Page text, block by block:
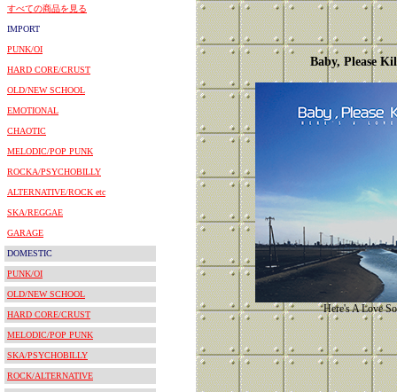
すべての商品を見る
IMPORT
PUNK/OI
HARD CORE/CRUST
OLD/NEW SCHOOL
EMOTIONAL
CHAOTIC
MELODIC/POP PUNK
ROCKA/PSYCHOBILLY
ALTERNATIVE/ROCK etc
SKA/REGGAE
GARAGE
DOMESTIC
PUNK/OI
OLD/NEW SCHOOL
HARD CORE/CRUST
MELODIC/POP PUNK
SKA/PSYCHOBILLY
ROCK/ALTERNATIVE
Baby, Please
Here's A Love